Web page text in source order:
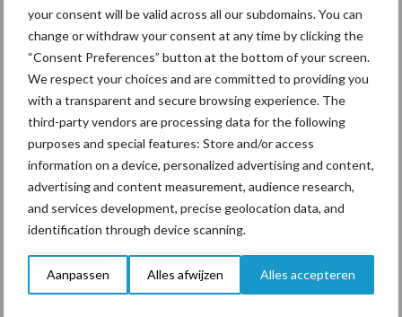
your consent will be valid across all our subdomains. You can
change or withdraw your consent at any time by clicking the
“Consent Preferences” button at the bottom of your screen.
We respect your choices and are committed to providing you
with a transparent and secure browsing experience. The
third-party vendors are processing data for the following
purposes and special features: Store and/or access
information on a device, personalized advertising and content,
advertising and content measurement, audience research,
and services development, precise geolocation data, and
identification through device scanning.
Aanpassen Alles afwijzen Alles accepteren
Lage fosfaatgehaltes in Noord Nederland
In Noord Nederland zijn veel percelen met relatief lage
fosfaatgehaltes. Drijfmest rijenbemesting kan een alternatief zijn
voor de fosfaatbemesting op maïsland, maar op percelen met een
lage draagkracht is dit slecht uitvoerbaar en niet altijd is er een
rijenbemester beschikbaar in de omgeving. Daarom is er behoefte
aan een alternatieve fosfaat meststof in de rij voor mais. Op gras
kan met dierlijke mest op percelen met een lage
fosfaatbeschikbaarheid onvoldoende fosfaat gegeven worden.
Ook hier is een aanvulling met een fosfaatmeststof die past op
derogatiebedrijven welkom. De provincie Groningen ziet deze